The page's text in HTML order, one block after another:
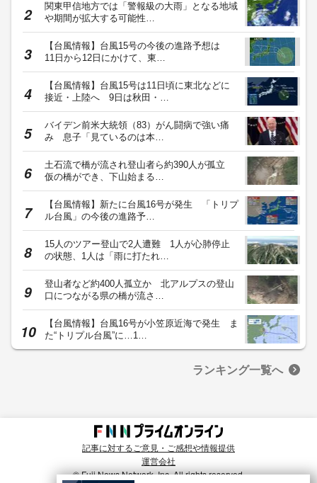
関東甲信地方では「警報級の大雨」となる地域
や期間が拡大する可能性…
【台風情報】台風15号の今後の進路予想は
11日から12日にかけて、東…
【台風情報】台風15号は11日頃に東北などに
接近・上陸へ 9日は秋田・…
バイデン前米大統領（83）がん闘病で強い痛
み 息子「見ているのは本…
土石流で橋が流され登山者ら約390人が孤立
仮の橋ができ、下山始まる…
【台風情報】新たに台風16号が発生 「トリプ
ル台風」の今後の進路予…
15人のツアー登山で2人遭難 1人が心肺停止
の状態、1人は「雨に打たれ…
登山者など約400人孤立か 北アルプスの登山
口につながる県の橋が流さ…
【台風情報】台風16号が小笠原近海で発生 ま
た“トリプル台風”に…1…
ランキング一覧へ
記事に対するご意見・ご感想や情報提供
運営会社
© Fuji News Network, Inc. All rights reserved.